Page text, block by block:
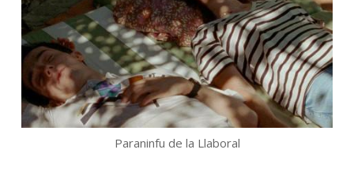
Paraninfu de la Llaboral